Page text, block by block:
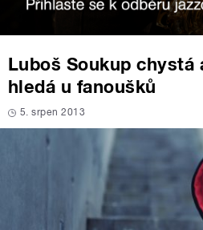
Luboš Soukup chystá
hledá u fanoušků
5. srpen 2013